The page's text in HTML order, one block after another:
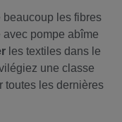
beaucoup les fibres
pompe abîme
les textiles dans le
une classe
toutes les dernières